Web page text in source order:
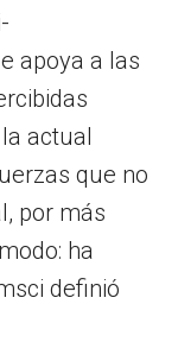
apoya a las
actual
que no
por más
ha
definió